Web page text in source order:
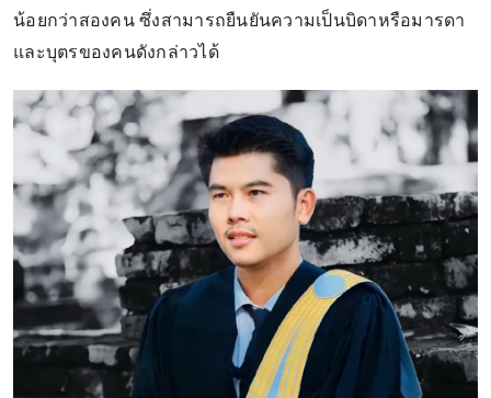
น้อยกว่าสองคน ซึ่งสามารถยืนยันความเป็นบิดาหรือมารดา
และบุตรของคนดังกล่าวได้